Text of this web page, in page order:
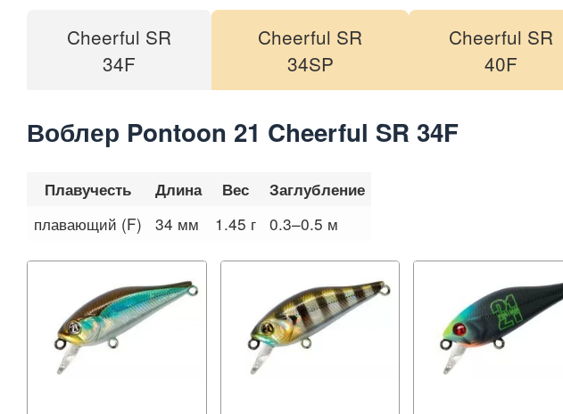
Cheerful SR
34F
Cheerful SR
34SP
Cheerful SR
40F
Воблер Pontoon 21 Cheerful SR 34F
Плавучесть Длина Вес Заглубление
плавающий (F) 34 мм 1.45 г 0.3–0.5 м